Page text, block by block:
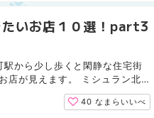
たいお店１０選！part3
から少し歩くと閑静な住宅街
店が見えます。 ミシュラン北
ス料理店「L`oiseau pa...
40なまらいいべ